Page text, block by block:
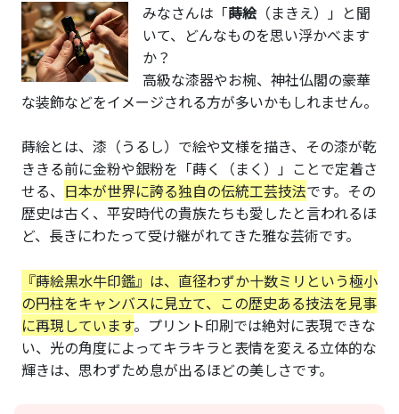
みなさんは「蒔絵（まきえ）」と聞
いて、どんなものを思い浮かべます
か？
高級な漆器やお椀、神社仏閣の豪華
な装飾などをイメージされる方が多いかもしれません。
蒔絵とは、漆（うるし）で絵や文様を描き、その漆が乾
ききる前に金粉や銀粉を「蒔く（まく）」ことで定着さ
せる、 日本が世界に誇る独自の伝統工芸技法です。その
歴史は古く、平安時代の貴族たちも愛したと言われるほ
ど、長きにわたって受け継がれてきた雅な芸術です。
『蒔絵黒水牛印鑑』は、直径わずか十数ミリという極小
の円柱をキャンバスに見立て、この歴史ある技法を見事
に再現しています。プリント印刷では絶対に表現できな
い、光の角度によってキラキラと表情を変える立体的な
輝きは、思わずため息が出るほどの美しさです。